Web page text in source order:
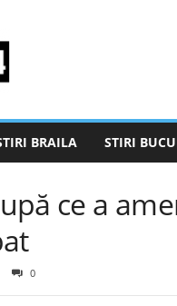
BRAILA STIRI
ce a
0